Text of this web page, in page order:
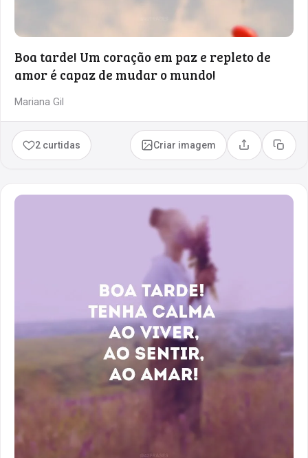
Boa tarde! Um coração em paz e repleto de
amor é capaz de mudar o mundo!
Mariana Gil
2 curtidas Criar imagem Compartilhar
Copiar